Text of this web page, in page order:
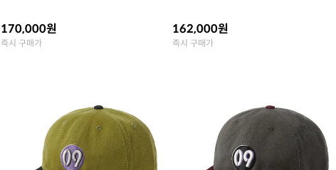
170,000원
즉시 구매가
162,000원
즉시 구매가